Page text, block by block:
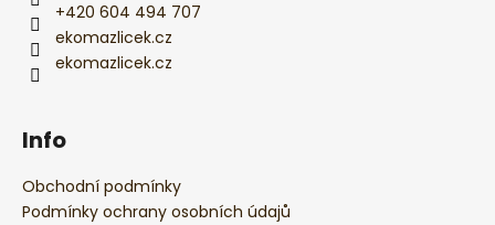
+420 604 494 707
ekomazlicek.cz
ekomazlicek.cz
Info
Obchodní podmínky
Podmínky ochrany osobních údajů